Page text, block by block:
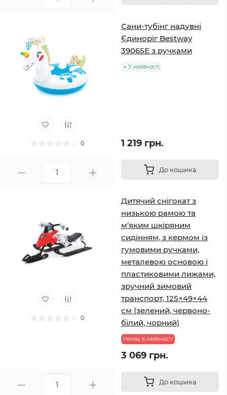
0
Сани-тубінг надувні
Єдиноріг Bestway
39065E з ручками
У наявності
1 219 грн.
До кошика
0
Дитячий снігокат з
низькою рамою та
м’яким шкіряним
сидінням, з кермом із
гумовими ручками,
металевою основою і
пластиковими лижами,
зручний зимовий
транспорт, 125×49×44
см (зелений, червоно-
білий, чорний)
Немає в наявності
3 069 грн.
До кошика